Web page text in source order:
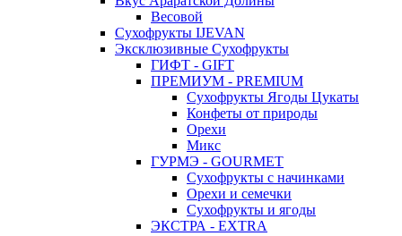
Весовой
Сухофрукты IJEVAN
Эксклюзивные Сухофрукты
ГИФТ - GIFT
ПРЕМИУМ - PREMIUM
Сухофрукты Ягоды Цукаты
Конфеты от природы
Орехи
Микс
ГУРМЭ - GOURMET
Сухофрукты с начинками
Орехи и семечки
Сухофрукты и ягоды
ЭКСТРА - EXTRA